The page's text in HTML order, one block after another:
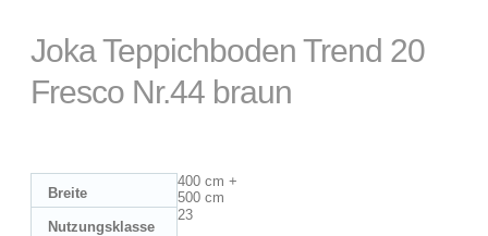
Joka Teppichboden Trend 20
Fresco Nr.44 braun
Breite
400 cm +
500 cm
Nutzungsklasse
23